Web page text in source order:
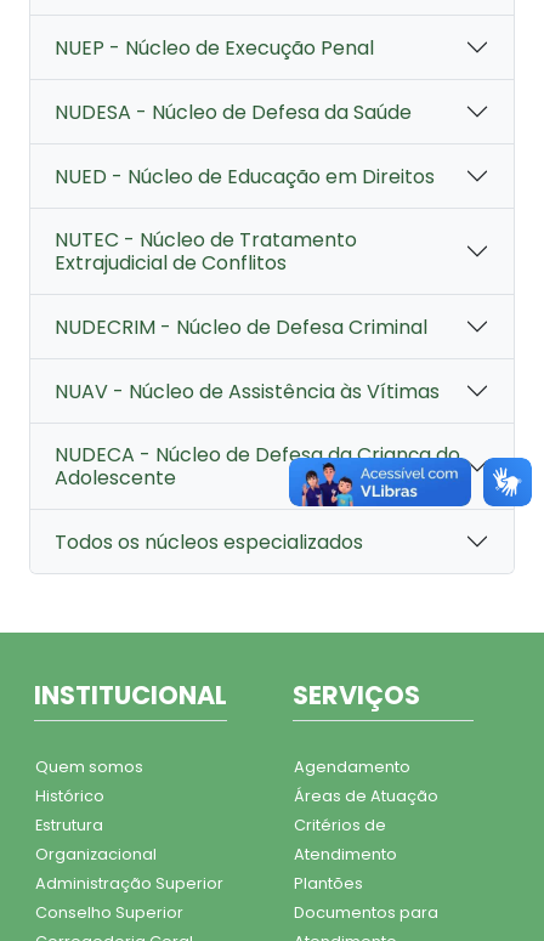
NUEP - Núcleo de Execução Penal
NUDESA - Núcleo de Defesa da Saúde
NUED - Núcleo de Educação em Direitos
NUTEC - Núcleo de Tratamento
Extrajudicial de Conflitos
NUDECRIM - Núcleo de Defesa Criminal
NUAV - Núcleo de Assistência às Vítimas
NUDECA - Núcleo de Defesa da Criança do
Adolescente
Todos os núcleos especializados
INSTITUCIONAL
Quem somos
Histórico
Estrutura
Organizacional
Administração Superior
Conselho Superior
SERVIÇOS
Agendamento
Áreas de Atuação
Critérios de
Atendimento
Plantões
Documentos para